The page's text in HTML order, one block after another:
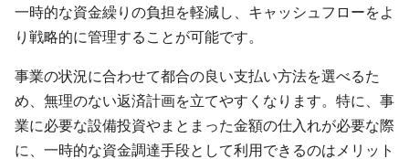
一時的な資金繰りの負担を軽減し、キャッシュフローをよ
り戦略的に管理することが可能です。
事業の状況に合わせて都合の良い支払い方法を選べるた
め、無理のない返済計画を立てやすくなります。特に、事
業に必要な設備投資やまとまった金額の仕入れが必要な際
に、一時的な資金調達手段として利用できるのはメリット